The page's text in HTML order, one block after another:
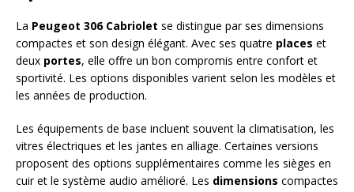
La Peugeot 306 Cabriolet se distingue par ses dimensions
compactes et son design élégant. Avec ses quatre places et
deux portes, elle offre un bon compromis entre confort et
sportivité. Les options disponibles varient selon les modèles et
les années de production.
Les équipements de base incluent souvent la climatisation, les
vitres électriques et les jantes en alliage. Certaines versions
proposent des options supplémentaires comme les sièges en
cuir et le système audio amélioré. Les dimensions compactes